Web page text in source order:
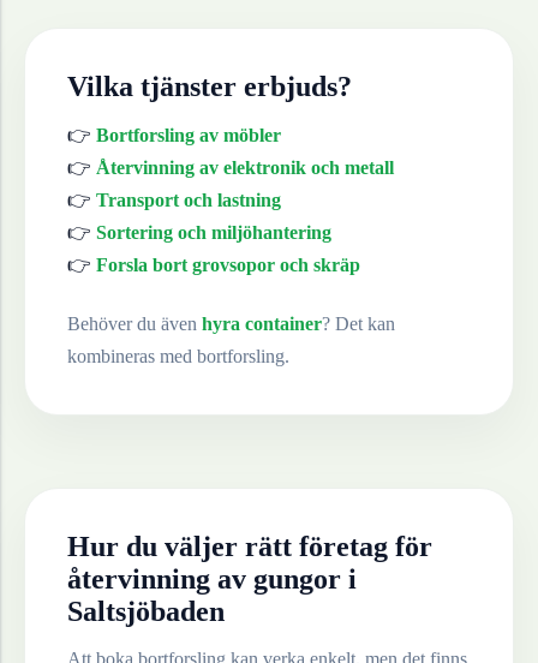
Vilka tjänster erbjuds?
👉 Bortforsling av möbler
👉 Återvinning av elektronik och metall
👉 Transport och lastning
👉 Sortering och miljöhantering
👉 Forsla bort grovsopor och skräp
Behöver du även hyra container? Det kan
kombineras med bortforsling.
Hur du väljer rätt företag för
återvinning av gungor i
Saltsjöbaden